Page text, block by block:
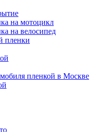
на мотоцикл
на велосипед
пленки
пленкой в Москве